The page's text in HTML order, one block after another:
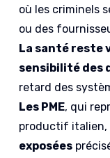
où les criminels
ou des
La santé reste
sensibilité des
retard des
Les PME, qui
productif italien,
exposées